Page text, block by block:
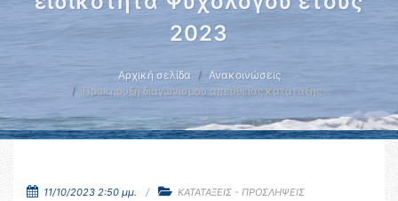
2023
Αρχική σελίδα
Ανακοινώσεις
Προκήρυξη διαγωνισμού απευθείας κατάταξης …
11/10/2023 2:50 μμ. ΚΑΤΑΤΑΞΕΙΣ - ΠΡΟΣΛΗΨΕΙΣ